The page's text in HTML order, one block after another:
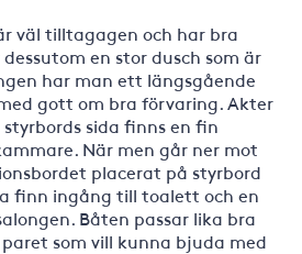
väl tilltagagen och har bra
en stor dusch som är
har man ett längsgående
gott om bra förvaring. Akter
sida finns en fin
När men går ner mot
placerat på styrbord
finn ingång till toalett och en
Båten passar lika bra
som vill kunna bjuda med